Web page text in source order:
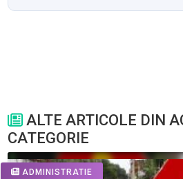
ALTE ARTICOLE DIN
CATEGORIE
ADMINISTRATIE